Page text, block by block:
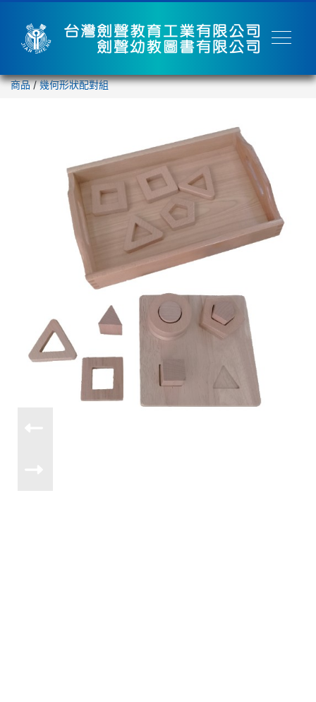
商品/幾何形狀配對組